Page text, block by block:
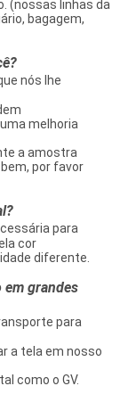
(nossas linhas da
bagagem,
nós lhe
melhoria
a amostra
por favor
para
cor
diferente.
em grandes
para
a tela em nosso
como o GV.